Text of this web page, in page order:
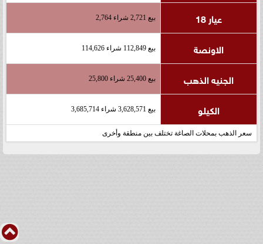
عيار 18 بيع 2,721 شراء 2,764
الاونصة بيع 112,849 شراء 114,626
الجنيه الذهب بيع 25,400 شراء 25,800
الكيلو بيع 3,628,571 شراء 3,685,714
سعر الذهب بمحلات الصاغة تختلف بين منطقة وأخرى